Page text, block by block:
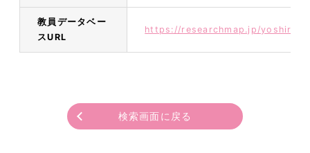
教員データベー
スURL
https://researchmap.jp/
検索画面に戻る